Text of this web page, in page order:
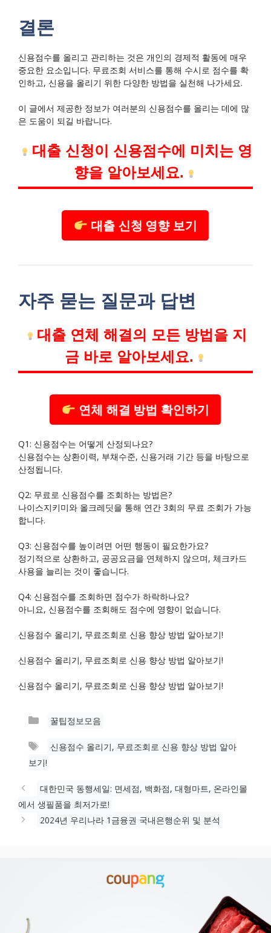
결론
신용점수를 올리고 관리하는 것은 개인의 경제적 활동에 매우
중요한 요소입니다. 무료조회 서비스를 통해 수시로 점수를 확
인하고, 신용을 올리기 위한 다양한 방법을 실천해 나가세요.
이 글에서 제공한 정보가 여러분의 신용점수를 올리는 데에 많
은 도움이 되길 바랍니다.
대출 신청이 신용점수에 미치는 영
향을 알아보세요.
대출 신청 영향 보기
자주 묻는 질문과 답변
대출 연체 해결의 모든 방법을 지
금 바로 알아보세요.
연체 해결 방법 확인하기
Q1: 신용점수는 어떻게 산정되나요?
신용점수는 상환이력, 부채수준, 신용거래 기간 등을 바탕으로
산정됩니다.
Q2: 무료로 신용점수를 조회하는 방법은?
나이스지키미와 올크레딧을 통해 연간 3회의 무료 조회가 가능
합니다.
Q3: 신용점수를 높이려면 어떤 행동이 필요한가요?
정기적으로 상환하고, 공공요금을 연체하지 않으며, 체크카드
사용을 늘리는 것이 좋습니다.
Q4: 신용점수를 조회하면 점수가 하락하나요?
아니요, 신용점수를 조회해도 점수에 영향이 없습니다.
신용점수 올리기, 무료조회로 신용 향상 방법 알아보기!
신용점수 올리기, 무료조회로 신용 향상 방법 알아보기!
신용점수 올리기, 무료조회로 신용 향상 방법 알아보기!
카
고
리
꿀팁정보모음
태
그
신용점수 올리기, 무료조회로 신용 향상 방법 알아
보기!
대한민국 동행세일: 면세점, 백화점, 대형마트, 온라인몰
에서 생필품을 최저가로!
2024년 우리나라 1금융권 국내은행순위 및 분석